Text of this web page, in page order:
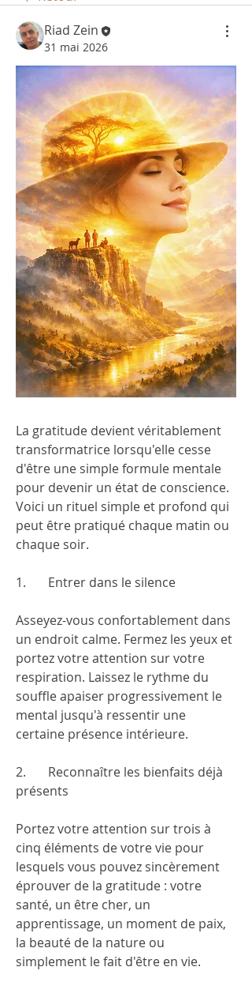
Riad Zein
31 mai 2026
La gratitude devient véritablement
transformatrice lorsqu'elle cesse
d'être une simple formule mentale
pour devenir un état de conscience.
Voici un rituel simple et profond qui
peut être pratiqué chaque matin ou
chaque soir.
1.       Entrer dans le silence
Asseyez-vous confortablement dans
un endroit calme. Fermez les yeux et
portez votre attention sur votre
respiration. Laissez le rythme du
souffle apaiser progressivement le
mental jusqu'à ressentir une
certaine présence intérieure.
2.       Reconnaître les bienfaits déjà
présents
Portez votre attention sur trois à
cinq éléments de votre vie pour
lesquels vous pouvez sincèrement
éprouver de la gratitude : votre
santé, un être cher, un
apprentissage, un moment de paix,
la beauté de la nature ou
simplement le fait d'être en vie.